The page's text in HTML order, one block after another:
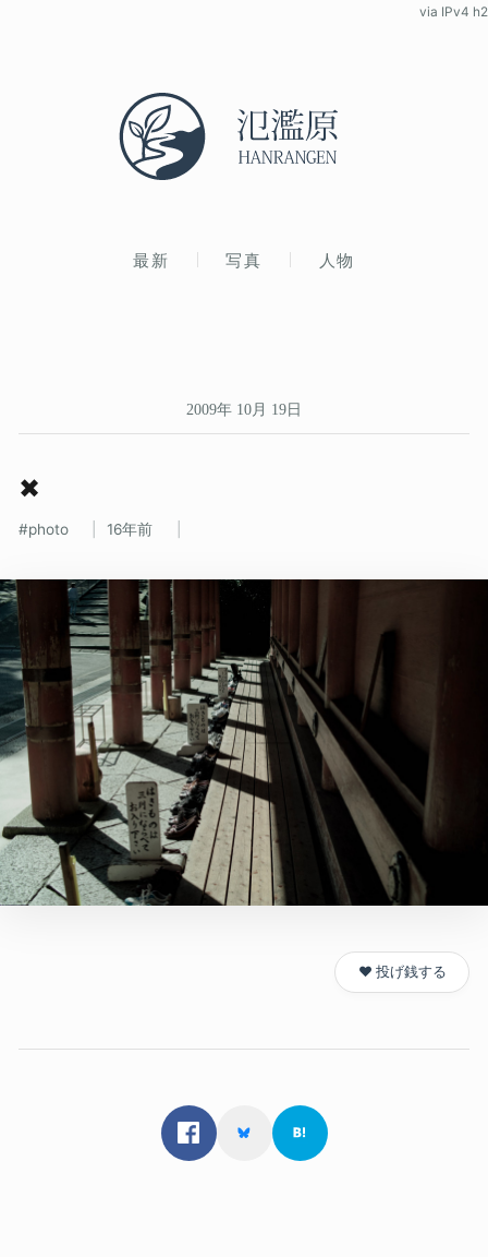
最新 写真 人物
via IPv4 h2
2009年 10月 19日
✖
photo 16年前
❤️ 投げ銭する